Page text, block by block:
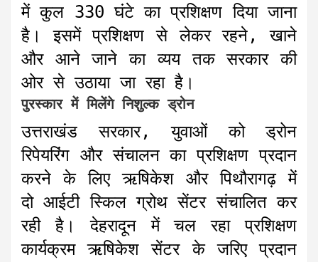
में कुल 330 घंटे का प्रशिक्षण दिया जाना
है। इसमें प्रशिक्षण से लेकर रहने, खाने
और आने जाने का व्यय तक सरकार की
ओर से उठाया जा रहा है।
पुरस्कार में मिलेंगे निशुल्क ड्रोन
उत्तराखंड सरकार, युवाओं को ड्रोन
रिपेयरिंग और संचालन का प्रशिक्षण प्रदान
करने के लिए ऋषिकेश और पिथौरागढ़ में
दो आईटी स्किल ग्रोथ सेंटर संचालित कर
रही है। देहरादून में चल रहा प्रशिक्षण
कार्यक्रम ऋषिकेश सेंटर के जरिए प्रदान